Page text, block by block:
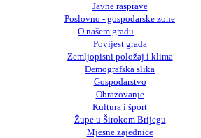
Javne rasprave
Poslovno - gospodarske zone
O našem gradu
Povijest grada
Zemljopisni položaj i klima
Demografska slika
Gospodarstvo
Obrazovanje
Kultura i šport
Župe u Širokom Brijegu
Mjesne zajednice